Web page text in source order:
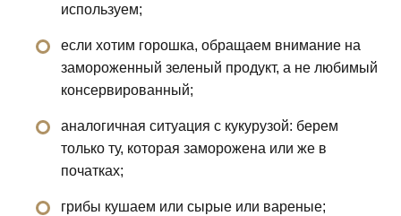
используем;
если хотим горошка, обращаем внимание на
замороженный зеленый продукт, а не любимый
консервированный;
аналогичная ситуация с кукурузой: берем
только ту, которая заморожена или же в
початках;
грибы кушаем или сырые или вареные;